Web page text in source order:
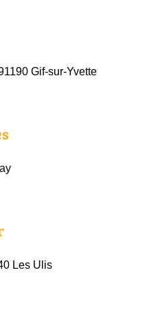
Gif-sur-Yvette
Les Ulis